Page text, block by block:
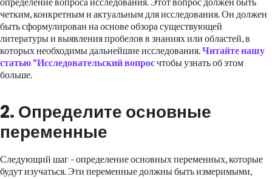
четким, конкретным и актуальным для исследования. Он должен
быть сформулирован на основе обзора существующей
литературы и выявления пробелов в знаниях или областей, в
которых необходимы дальнейшие исследования.Читайте нашу
статью "Исследовательский вопросчтобы узнать об этом
больше.
2. Определите основные
переменные
Следующий шаг - определение основных переменных, которые
будут изучаться. Эти переменные должны быть измеримыми,